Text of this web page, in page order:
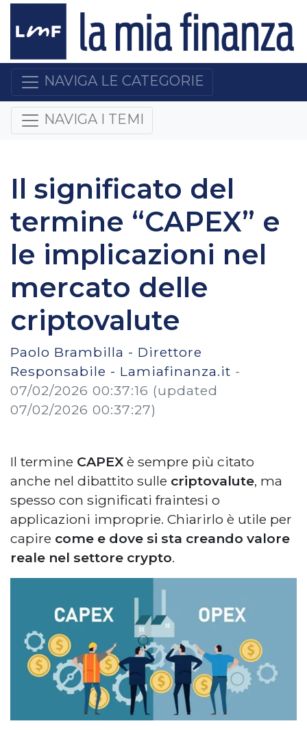
NAVIGA LE CATEGORIE
NAVIGA I TEMI
Il significato del
termine “CAPEX” e
le implicazioni nel
mercato delle
criptovalute
Paolo Brambilla - Direttore
Responsabile - Lamiafinanza.it -
07/02/2026 00:37:16 (updated
07/02/2026 00:37:27)
Il termine CAPEX è sempre più citato
anche nel dibattito sulle criptovalute, ma
spesso con significati fraintesi o
applicazioni improprie. Chiarirlo è utile per
capire come e dove si sta creando valore
reale nel settore crypto.